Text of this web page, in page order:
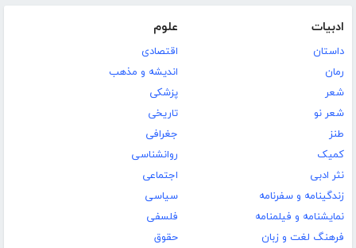
ادبیات
داستان
رمان
شعر
شعر نو
طنز
کمیک
نثر ادبی
زندگینامه و سفرنامه
نمایشنامه و فیلمنامه
فرهنگ لغت و زبان
علوم
اقتصادی
اندیشه و مذهب
پزشکی
تاریخی
جغرافی
روانشناسی
اجتماعی
سیاسی
فلسفی
حقوق